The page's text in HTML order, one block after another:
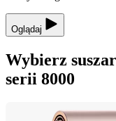
Oglądaj
Wybierz
serii 8000